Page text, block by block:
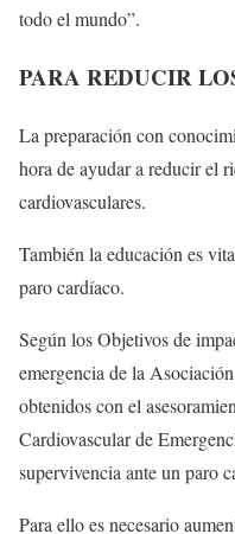
todo el mundo”.
PARA REDUCIR
La preparación con
hora de ayudar a reducir el
cardiovasculares.
También la educación es
paro cardíaco.
Según los Objetivos de
emergencia de la
obtenidos con el
Cardiovascular de
supervivencia ante un paro
Para ello es necesario